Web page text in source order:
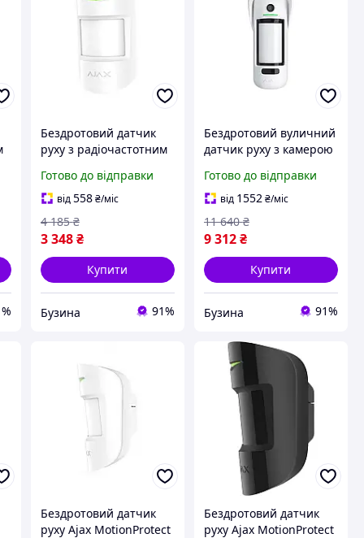
Бездротовий датчик
руху з радіочастотним
MotionProtect Plus
білий buzyna
Готово до відправки
від558 ₴/міс
3 348 ₴
4 185 ₴
Купити
Бузина 91%
Бездротовий вуличний
датчик руху з камерою
тривог Ajax MotionCam
Outdoor buzyna
Готово до відправки
від 1552₴/міс
9 312₴
11 640 ₴
Купити
Бузина 91%
Бездротовий датчик
руху Ajax MotionProtect
Бездротовий датчик
руху Ajax MotionProtect